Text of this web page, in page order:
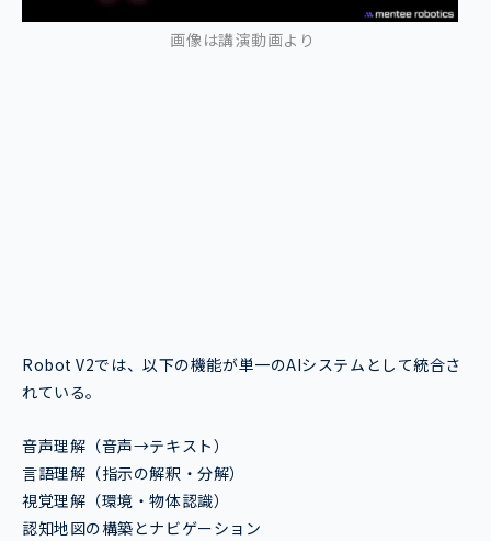
画像は講演動画より
Robot V2では、以下の機能が単一のAIシステムとして統合さ
れている。
音声理解（音声→テキスト）
言語理解（指示の解釈・分解）
視覚理解（環境・物体認識）
認知地図の構築とナビゲーション